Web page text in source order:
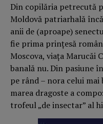
Din copilăria petrecută
Moldovă patriarhală
anii de (aproape)
fie prima prinţesă
Moscova, viaţa Marucăi
banală nu. Din pasiune
pe rând – nora celui
marea dragoste a
trofeul „de insectar” al